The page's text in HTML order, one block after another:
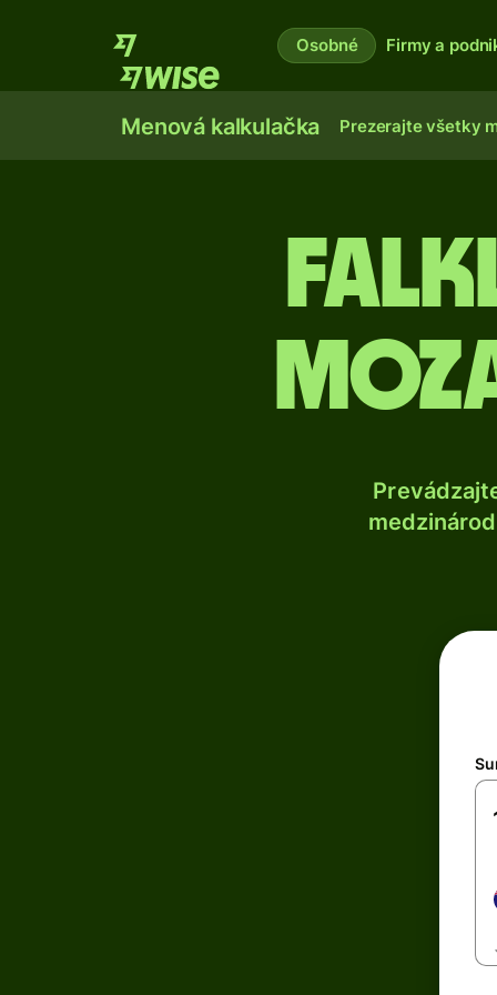
Osobné Firmy a
Menová kalkulačka Prezerajte všetky